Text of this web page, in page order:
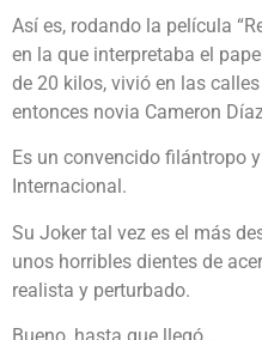
Así es, rodando la película
en la que interpretaba el
de 20 kilos, vivió en las
entonces novia Cameron
Es un convencido filántropo
Internacional.
Su Joker tal vez es el más
unos horribles dientes de
realista y perturbado.